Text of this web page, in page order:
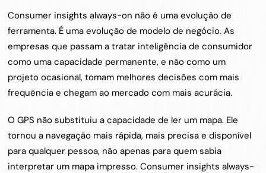
Consumer insights always-on não é uma evolução de
ferramenta. É uma evolução de modelo de negócio. As
empresas que passam a tratar inteligência de consumidor
como uma capacidade permanente, e não como um
projeto ocasional, tomam melhores decisões com mais
frequência e chegam ao mercado com mais acurácia.
O GPS não substituiu a capacidade de ler um mapa. Ele
tornou a navegação mais rápida, mais precisa e disponível
para qualquer pessoa, não apenas para quem sabia
interpretar um mapa impresso. Consumer insights always-